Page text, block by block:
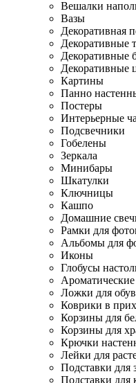
Вешалки
Вазы
Декоративная
Декоративные
Декоративные
Декоративные
Картины
Панно
Постеры
Интерьерные
Подсвечники
Гобелены
Зеркала
Минибары
Шкатулки
Ключницы
Кашпо
Домашние
Рамки для
Альбомы для
Иконы
Глобусы
Ложки для
Коврики в
Корзины для
Корзины для
Крючки
Лейки для
Подставки для
Подставки для